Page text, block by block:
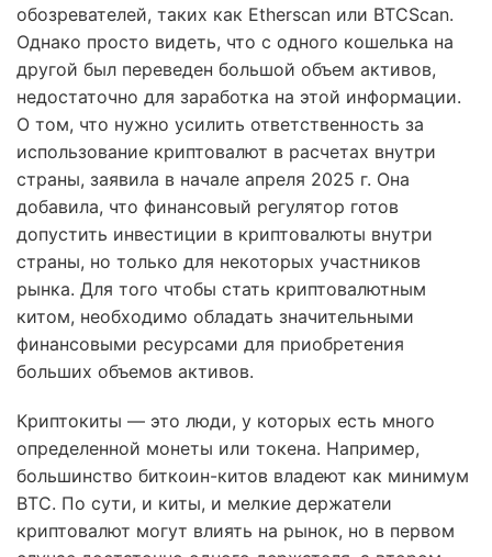
обозревателей, таких как Etherscan или BTCScan.
Однако просто видеть, что с одного кошелька на
другой был переведен большой объем активов,
недостаточно для заработка на этой информации.
О том, что нужно усилить ответственность за
использование криптовалют в расчетах внутри
страны, заявила в начале апреля 2025 г. Она
добавила, что финансовый регулятор готов
допустить инвестиции в криптовалюты внутри
страны, но только для некоторых участников
рынка. Для того чтобы стать криптовалютным
китом, необходимо обладать значительными
финансовыми ресурсами для приобретения
больших объемов активов.
Криптокиты — это люди, у которых есть много
определенной монеты или токена. Например,
большинство биткоин-китов владеют как минимум
BTC. По сути, и киты, и мелкие держатели
криптовалют могут влиять на рынок, но в первом